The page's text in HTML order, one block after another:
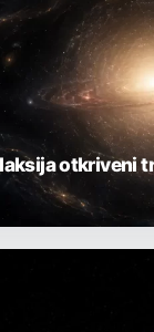
otkriveni